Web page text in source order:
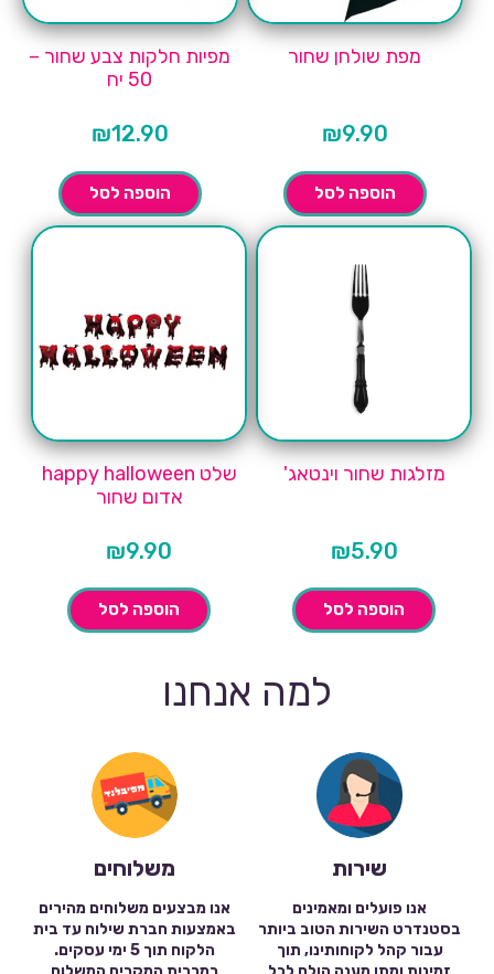
מפת שולחן שחור
₪9.90
הוספה לסל
מפיות חלקות צבע שחור –
50 יח
₪12.90
הוספה לסל
מזלגות שחור וינטאג'
₪5.90
הוספה לסל
שלט happy halloween
אדום שחור
₪9.90
הוספה לסל
למה אנחנו
שירות
אנו פועלים ומאמינים
בסטנדרט השירות הטוב ביותר
עבור קהל לקוחותינו, תוך
משלוחים
אנו מבצעים משלוחים מהירים
באמצעות חברת שילוח עד בית
הלקוח תוך 5 ימי עסקים.